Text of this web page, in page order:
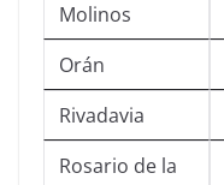
Molinos
Orán
Rivadavia
Rosario de la